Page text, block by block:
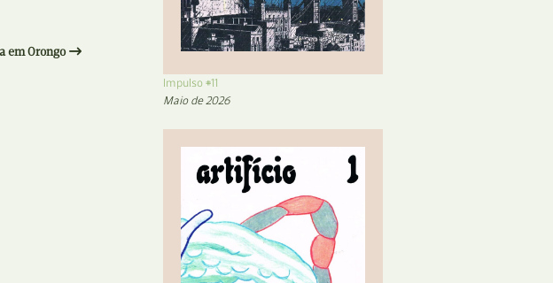
em Orongo
Impulso #11
Maio de 2026